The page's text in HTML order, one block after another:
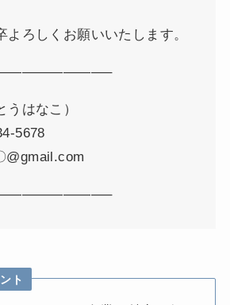
よろしくお願いいたします。
はなこ）
5678
@gmail.com
ト